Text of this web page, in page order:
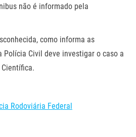
não é informado pela
como informa as
Polícia Civil deve investigar o caso a
Rodoviária Federal